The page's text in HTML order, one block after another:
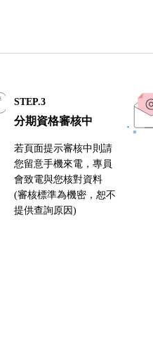
STEP.3
分期資格審核中
若頁面提示審核中則請
您留意手機來電，專員
會致電與您核對資料
(審核標準為機密，恕不
提供查詢原因)